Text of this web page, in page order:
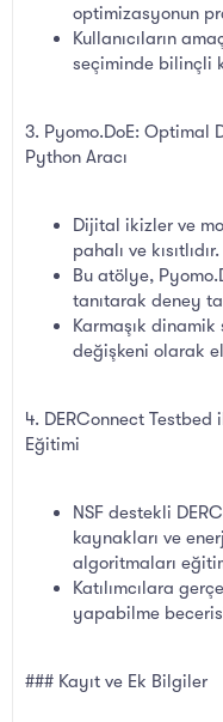
optimizasyonun
Kullanıcıların
seçiminde bilinçli
3. Pyomo.DoE: Optimal
Python Aracı
Dijital ikizler ve
pahalı ve kısıtlıdır.
Bu atölye,
tanıtarak deney
Karmaşık
değişkeni olarak
4. DERConnect Testbed
Eğitimi
NSF destekli
kaynakları ve
algoritmaları
Katılımcılara
yapabilme
### Kayıt ve Ek Bilgiler